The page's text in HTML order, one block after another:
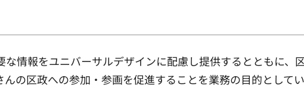
情報をユニバーサルデザインに配慮し提供するとともに、
の区政への参加・参画を促進することを業務の目的として